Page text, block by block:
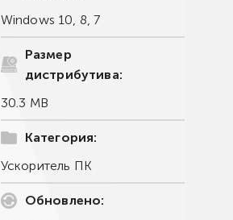
Windows 10, 8, 7
Размер
дистрибутива:
30.3 MB
Категория:
Ускоритель ПК
Обновлено: